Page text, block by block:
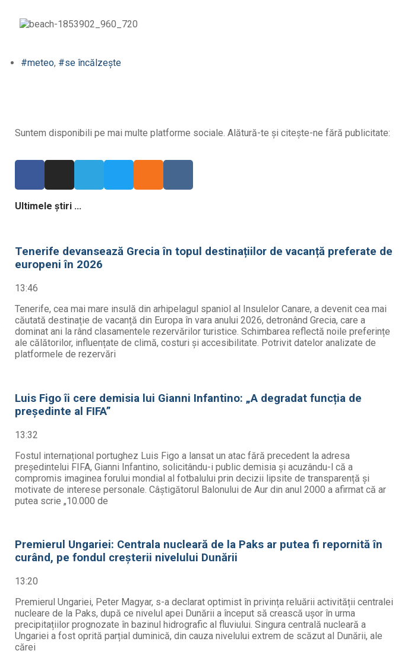
#meteo, #se încălzește
Suntem disponibili pe mai multe platforme sociale. Alătură-te și citește-ne fără publicitate:
Ultimele știri ...
Tenerife devansează Grecia în topul destinațiilor de vacanță preferate de
europeni în 2026
13:46
Tenerife, cea mai mare insulă din arhipelagul spaniol al Insulelor Canare, a devenit cea mai
căutată destinație de vacanță din Europa în vara anului 2026, detronând Grecia, care a
dominat ani la rând clasamentele rezervărilor turistice. Schimbarea reflectă noile preferințe
ale călătorilor, influențate de climă, costuri și accesibilitate. Potrivit datelor analizate de
platformele de rezervări
Luis Figo îi cere demisia lui Gianni Infantino: „A degradat funcția de
președinte al FIFA”
13:32
Fostul internațional portughez Luis Figo a lansat un atac fără precedent la adresa
președintelui FIFA, Gianni Infantino, solicitându-i public demisia și acuzându-l că a
compromis imaginea forului mondial al fotbalului prin decizii lipsite de transparență și
motivate de interese personale. Câștigătorul Balonului de Aur din anul 2000 a afirmat că ar
putea scrie „10.000 de
Premierul Ungariei: Centrala nucleară de la Paks ar putea fi repornită în
curând, pe fondul creșterii nivelului Dunării
13:20
Premierul Ungariei, Peter Magyar, s-a declarat optimist în privința reluării activității centralei
nucleare de la Paks, după ce nivelul apei Dunării a început să crească ușor în urma
precipitațiilor prognozate în bazinul hidrografic al fluviului. Singura centrală nucleară a
Ungariei a fost oprită parțial duminică, din cauza nivelului extrem de scăzut al Dunării, ale
cărei